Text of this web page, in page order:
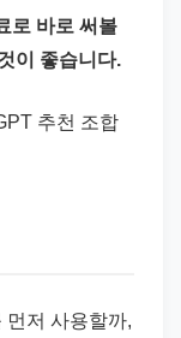
로 바로 써볼
이 좋습니다.
추천 조합
먼저 사용할까,